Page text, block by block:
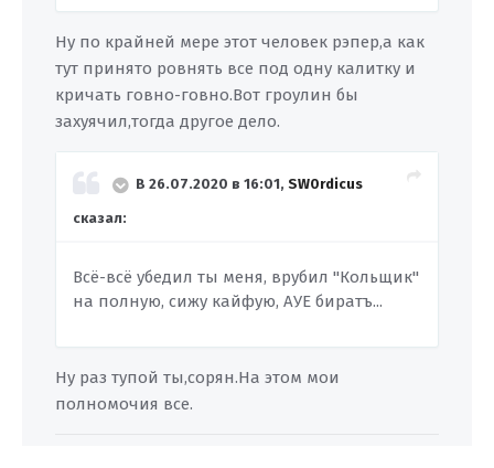
Ну по крайней мере этот человек рэпер,а как
тут принято ровнять все под одну калитку и
кричать говно-говно.Вот гроулин бы
захуячил,тогда другое дело.
В 26.07.2020 в 16:01, SW0rdicus
сказал:
Всё-всё убедил ты меня, врубил "Кольщик"
на полную, сижу кайфую, АУЕ биратъ...
Ну раз тупой ты,сорян.На этом мои
полномочия все.